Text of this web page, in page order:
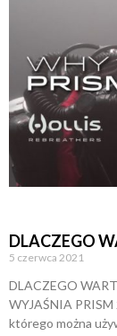
DLACZEGO
5 czerwca 2021
DLACZEGO
WYJAŚNIA
którego można